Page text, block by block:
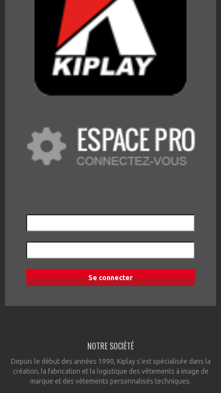
NOTRE SOCIÈTÉ
Depuis le début des années 1990, Kiplay s’est spécialisée dans la
création, la fabrication et la logistique des vêtements à image de
marque et des vêtements personnalisés techniques.